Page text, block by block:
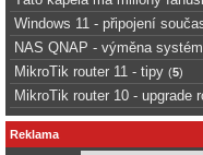
Windows 11 - připojení
NAS QNAP - výměna
MikroTik router 11 - tipy (5)
MikroTik router 10 - upgrade
Reklama